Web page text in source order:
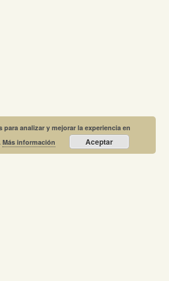
analizar y mejorar la experiencia en
Más información Aceptar